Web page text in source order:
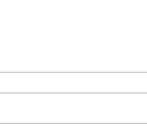
aire retro en estampados
destacadas con bordados en
en tonos estridentes. Toda
breve pero lo suficiente